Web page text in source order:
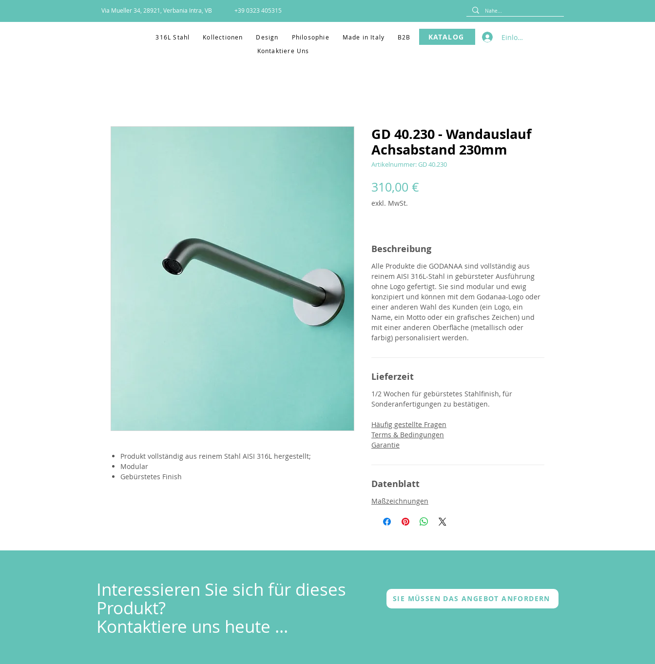
Via Mueller 34, 28921, Verbania Intra, VB +39 0323 405315
316L Stahl Kollectionen Design Philosophie Made in Italy
B2B
Kontaktiere Uns
KATALOG Einloggen
Produkt vollständig aus reinem Stahl AISI 316L hergestellt;
Modular
Gebürstetes Finish
GD 40.230 - Wandauslauf
Achsabstand 230mm
Artikelnummer: GD 40.230
310,00 €
exkl. MwSt.
Beschreibung
Alle Produkte die GODANAA sind vollständig aus
reinem AISI 316L-Stahl in gebürsteter Ausführung
ohne Logo gefertigt. Sie sind modular und ewig
konzipiert und können mit dem Godanaa-Logo oder
einer anderen Wahl des Kunden (ein Logo, ein
Name, ein Motto oder ein grafisches Zeichen) und
mit einer anderen Oberfläche (metallisch oder
farbig) personalisiert werden.
Lieferzeit
1/2 Wochen für gebürstetes Stahlfinish, für
Sonderanfertigungen zu bestätigen.
Häufig gestellte Fragen
Terms & Bedingungen
Garantie
Datenblatt
Maßzeichnungen
Interessieren Sie sich für dieses
Produkt?
Kontaktiere uns heute ...
SIE MÜSSEN DAS ANGEBOT ANFORDERN